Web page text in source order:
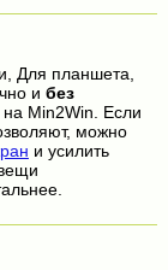
Для планшета,
и без
Min2Win. Если
можно
и усилить